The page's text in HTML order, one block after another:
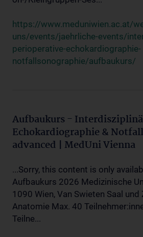
https://www.meduniwien.ac.at/
uns/events/jaehrliche-events/
perioperative-echokardiographie-
notfallsonographie/aufbaukurs/
Aufbaukurs -
Echokardiographie &
advanced | MedUni Vienna
...Sorry, this content is only
Aufbaukurs 2026 Medizinische
1090 Wien, Van Swieten Saal
Anatomie Max. 40
Teilne...